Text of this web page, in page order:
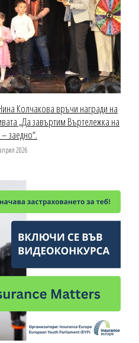
Колчакова връчи награди на
„Да завъртим Въртележка на
заедно“.
2026